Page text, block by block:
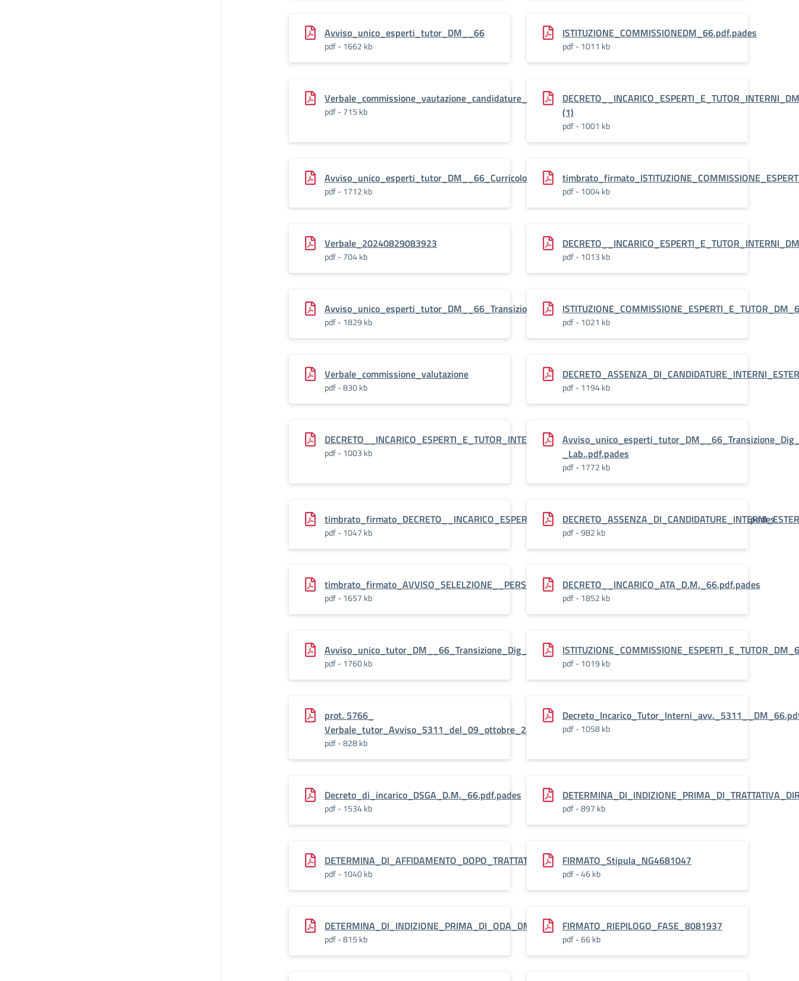
Avviso_unico_esperti_tutor_DM__66
pdf - 1662 kb
ISTITUZIONE_COMMISSIONEDM_66.pdf.pades
pdf - 1011 kb
Verbale_commissione_vautazione_candidature_esperto_e_tutor_DM_66
pdf - 715 kb
(1)
pdf - 1001 kb
Avviso_unico_esperti_tutor_DM__66_Curricolo_Digitale.pdf.pades
pdf - 1712 kb pdf - 1004 kb
Verbale_20240829083923
pdf - 704 kb pdf - 1013 kb
Avviso_unico_esperti_tutor_DM__66_Transizione_Dig_9_2024.Corsi.pades
pdf - 1829 kb pdf - 1021 kb
Verbale_commissione_valutazione
pdf - 830 kb pdf - 1194 kb
DECRETO__INCARICO_ESPERTI_E_TUTOR_INTERNI_DM_66_Corsi_prot.4812.pdf.pades
pdf - 1003 kb
_Lab..pdf.pades
pdf - 1772 kb
timbrato_firmato_DECRETO__INCARICO_ESPERTI_E_TUTOR_INTERNI_DM_66_LAB_prot._4861.pdf.pades
pdf - 1047 kb pdf - 982 kb
timbrato_firmato_AVVISO_SELELZIONE__PERSONALE_ATA_INTERO_PROGETTO_DM_66.pdf.pades
pdf - 1657 kb
DECRETO__INCARICO_ATA_D.M._66.pdf.pades
pdf - 1852 kb
Avviso_unico_tutor_DM__66_Transizione_Dig_2024.Corsi.pdf.pades
pdf - 1760 kb pdf - 1019 kb
prot. 5766_
Verbale_tutor_Avviso_5311_del_09_ottobre_24
pdf - 828 kb
pdf - 1058 kb
Decreto_di_incarico_DSGA_D.M._66.pdf.pades
pdf - 1534 kb pdf - 897 kb
DETERMINA_DI_AFFIDAMENTO_DOPO_TRATTATIVA_DIRETTA_DM_66.pdf.pades
pdf - 1040 kb
FIRMATO_Stipula_NG4681047
pdf - 46 kb
DETERMINA_DI_INDIZIONE_PRIMA_DI_ODA_DM_66.pdf.pades
pdf - 815 kb
FIRMATO_RIEPILOGO_FASE_8081937
pdf - 66 kb